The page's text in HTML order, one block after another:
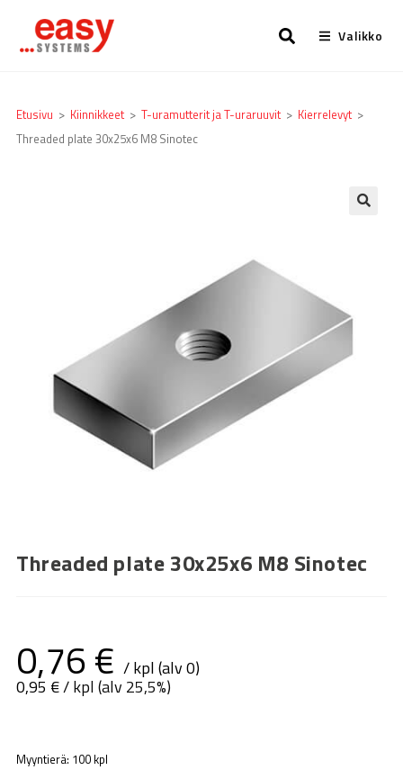
Valikko
Etusivu > Kiinnikkeet > T-uramutterit ja T-uraruuvit > Kierrelevyt >
Threaded plate 30x25x6 M8 Sinotec
Threaded plate 30x25x6 M8 Sinotec
0,76€ / kpl (alv 0)
0,95 €/ kpl (alv 25,5%)
Myyntierä: 100 kpl